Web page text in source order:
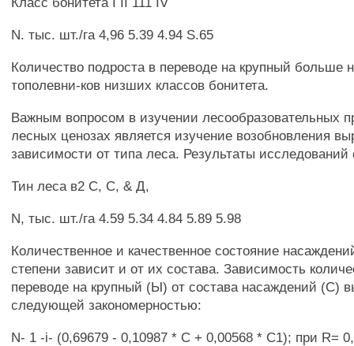
N. тыс. шт./га 4,96 5.39 4.94 S.65
Количество подроста в переводе на крупный больше
тополевни-ков низших классов бонитета.
Важным вопросом в изучении лесообразовательных
лесных ценозах является изучение возобновления
зависимости от типа леса. Результаты
Тин леса в2 С, С, & Д,
N, тыс. шт./га 4.59 5.34 4.84 5.89 5.98
Количественное и качественное состояние
степени зависит и от их состава. Зависимость
переводе на крупный (Ы) от состава насаждений (С)
следующей закономерностью:
N- 1 -i- (0,69679 - 0,10987 * С + 0,00568 * С1); при R=